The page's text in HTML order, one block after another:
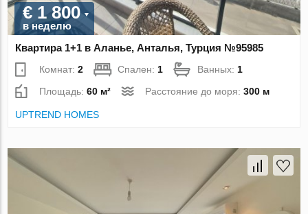
€ 1 800
в неделю
Квартира 1+1 в Аланье, Анталья, Турция №95985
Комнат:2 Спален: 1 Ванных: 1
Площадь:60 м² Расстояние до моря:300 м
UPTREND HOMES